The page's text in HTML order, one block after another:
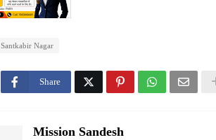
Santkabir Nagar
Share
Mission Sandesh